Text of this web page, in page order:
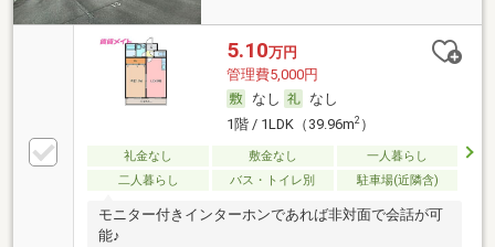
5.10万円
管理費5,000円
なし
なし
1階 / 1LDK（39.96m2）
礼金なし 敷金なし
一人暮らし
二人暮らし
バス・トイレ別 駐車場(近隣含)
モニター付きインターホンであれば非対面で会話が可
能♪